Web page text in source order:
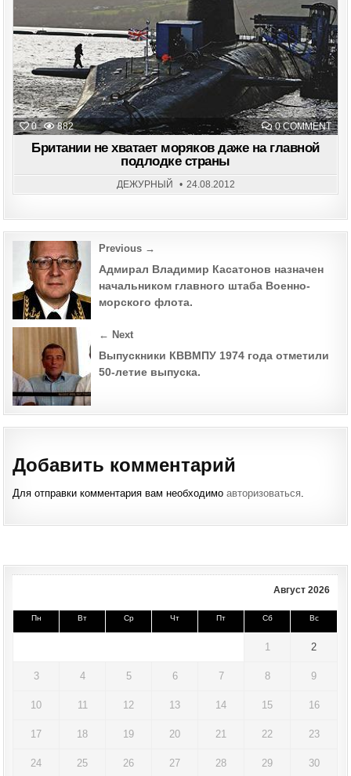
0 882 0 COMMENTON
in
Британии не хватает моряков даже на главной
подлодке страны
ДЕЖУРНЫЙ 24.08.2012
Post
navigation
Previous →
Адмирал Владимир Касатонов назначен
начальником главного штаба Военно-
морского флота.
← Next
Выпускники КВВМПУ 1974 года отметили
50-летие выпуска.
Добавить комментарий
Для отправки комментария вам необходимоавторизоваться.
Август 2026
Пн Вт Ср Чт Пт Сб Вс
1 2
3 4 5 6 7 8 9
10 11 12 13 14 15 16
17 18 19 20 21 22 23
24 25 26 27 28 29 30